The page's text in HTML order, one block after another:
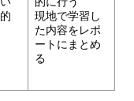
現地で学習し
た内容をレポ
ートにまとめ
る